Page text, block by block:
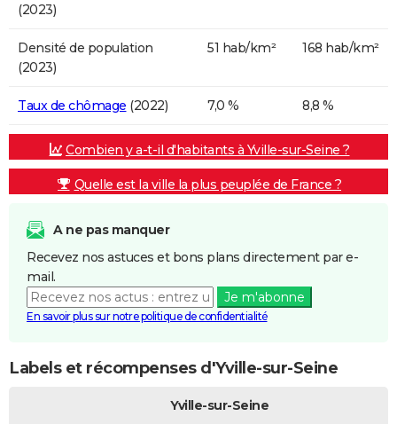
(2023)
Densité de population
(2023)
51 hab/km² 168 hab/km²
Taux de chômage (2022) 7,0 % 8,8 %
Combien y a-t-il d'habitants à Yville-sur-Seine ?
Quelle est la ville la plus peuplée de France ?
A ne pas manquer
Recevez nos astuces et bons plans directement par e-
mail.
Je m'abonne
En savoir plus sur notre politique de confidentialité
Labels et récompenses d'Yville-sur-Seine
Yville-sur-Seine